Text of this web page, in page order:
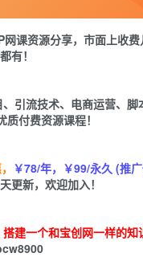
宝币9.9 宝币 19.9
立即购买
外收入｜Trustpilot高分
网课资源分享，市面上收
有！
引流技术、电商运营、脚
付费资源课程！
￥78/年，￥99/永久 (推广
更新，欢迎加入！
建一个和宝创网一样的知